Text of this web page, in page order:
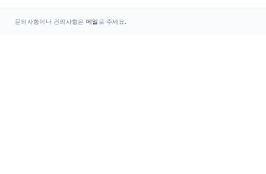
문의사항이나 건의사항은 메일 로 주세요.